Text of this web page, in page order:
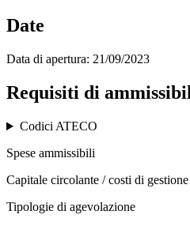
Date
Data di apertura: 21/09/2023
Requisiti di
Codici ATECO
Spese ammissibili
Capitale circolante / costi di gestione
Tipologie di agevolazione